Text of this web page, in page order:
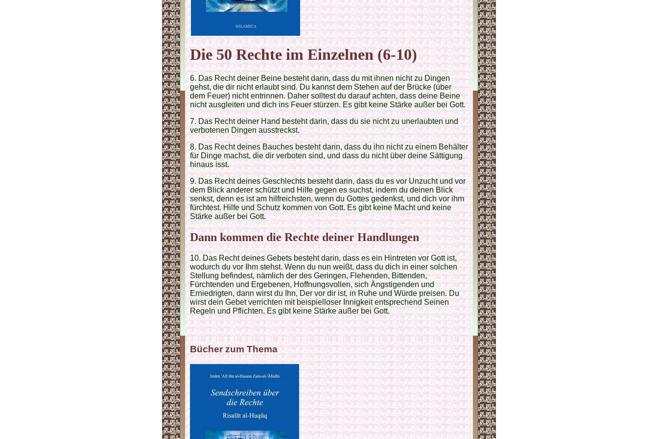
Die 50 Rechte im Einzelnen (6-10)
6. Das Recht deiner Beine besteht darin, dass du mit ihnen nicht zu Dingen
gehst, die dir nicht erlaubt sind. Du kannst dem Stehen auf der Brücke (über
dem Feuer) nicht entrinnen. Daher solltest du darauf achten, dass deine Beine
nicht ausgleiten und dich ins Feuer stürzen. Es gibt keine Stärke außer bei Gott.
7. Das Recht deiner Hand besteht darin, dass du sie nicht zu unerlaubten und
verbotenen Dingen ausstreckst.
8. Das Recht deines Bauches besteht darin, dass du ihn nicht zu einem Behälter
für Dinge machst, die dir verboten sind, und dass du nicht über deine Sättigung
hinaus isst.
9. Das Recht deines Geschlechts besteht darin, dass du es vor Unzucht und vor
dem Blick anderer schützt und Hilfe gegen es suchst, indem du deinen Blick
senkst, denn es ist am hilfreichsten, wenn du Gottes gedenkst, und dich vor ihm
fürchtest. Hilfe und Schutz kommen von Gott. Es gibt keine Macht und keine
Stärke außer bei Gott.
Dann kommen die Rechte deiner Handlungen
10. Das Recht deines Gebets besteht darin, dass es ein Hintreten vor Gott ist,
wodurch du vor Ihm stehst. Wenn du nun weißt, dass du dich in einer solchen
Stellung befindest, nämlich der des Geringen, Flehenden, Bittenden,
Fürchtenden und Ergebenen, Hoffnungsvollen, sich Ängstigenden und
Erniedrigten, dann wirst du Ihn, Der vor dir ist, in Ruhe und Würde preisen. Du
wirst dein Gebet verrichten mit beispielloser Innigkeit entsprechend Seinen
Regeln und Pflichten. Es gibt keine Stärke außer bei Gott.
Bücher zum Thema